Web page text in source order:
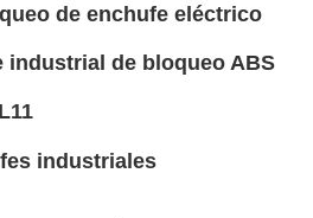
de enchufe eléctrico
industrial de bloqueo ABS
industriales